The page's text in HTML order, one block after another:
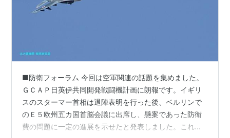
■防衛フォーラム 今回は空軍関連の話題を集めました。
ＧＣＡＰ日英伊共同開発戦闘機計画に朗報です。イギリ
スのスターマー首相は退陣表明を行った後、ベルリンで
のＥ５欧州五カ国首脳会議に出席し、懸案であった防衛
費の問題に一定の進展を示せたと発表しました。これに